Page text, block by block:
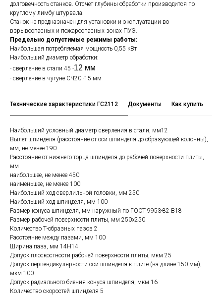
долговечность станков. Отсчет глубины обработки производится по
круглому лимбу штурвала.
Станок не предназначен для установки и эксплуатации во
взрывоопасных и пожароопасных зонах ПУЭ.
Предельно допустимые режимы работы:
Наибольшая потребляемая мощность 0,55 кВт
Наибольший диаметр обработки:
- сверление в стали 45 -12 мм
- сверление в чугуне СЧ20 -15 мм
Технические характеристики ГС2112 Документы Как купить
Наибольший условный диаметр сверления в стали, мм12
Вылет шпинделя (расстояние от оси шпинделя до образующей колонны),
мм, не менее 190
Расстояние от нижнего торца шпинделя до рабочей поверхности плиты,
мм
наибольшее, не менее 450
наименьшее, не менее 100
Наибольший ход сверлильной головки, мм 250
Наибольший ход шпинделя, мм 100
Размер конуса шпинделя, мм наружный по ГОСТ 9953-82 В18
Размер рабочей поверхности плиты, мм 250х250
Количество Т-образных пазов 2
Расстояние между пазами, мм 100
Ширина паза, мм 14Н14
Допуск плоскостности рабочей поверхности плиты, мкм 25
Допуск перпендикулярности оси шпинделя к плите (на длине 150 мм),
мкм 100
Допуск радиального биения конуса шпинделя, мкм 16
Количество скоростей шпинделя 5